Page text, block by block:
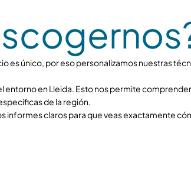
es único, por eso personalizamos nuestras
entorno en Lleida. Esto nos permite comprender
de la región.
informes claros para que veas exactamente